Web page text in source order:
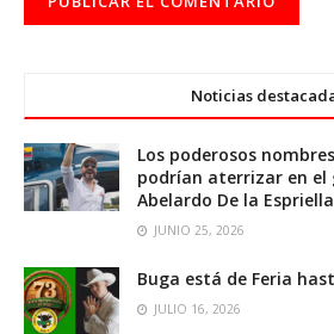
Noticias
Los poderosos
podrían aterrizar en el
Abelardo De la Espriella
JUNIO 25, 2026
Buga está de Feria
JULIO 16, 2026